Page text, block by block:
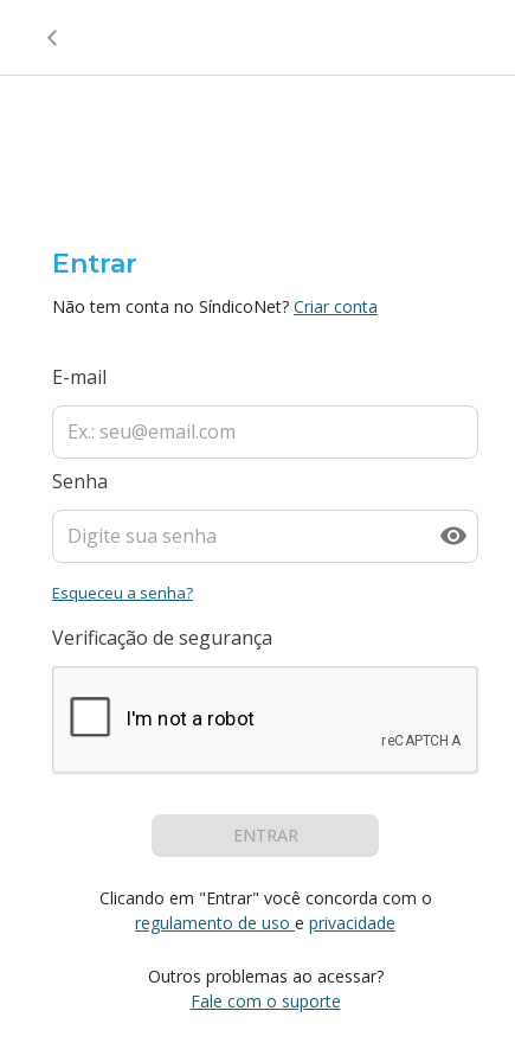
Entrar
Não tem conta no SíndicoNet? Criar conta
E-mail
Senha
Esqueceu a senha?
Verificação de segurança
ENTRAR
Clicando em "Entrar" você concorda com o
regulamento de uso e privacidade
Outros problemas ao acessar?
Fale com o suporte